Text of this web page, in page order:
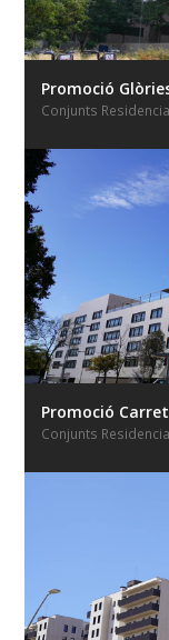
Promoció
Conjunts
Promoció
Conjunts